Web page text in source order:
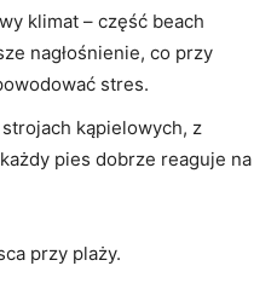
klimat – część beach
nagłośnienie, co przy
stres.
kąpielowych, z
pies dobrze reaguje na
przy plaży.